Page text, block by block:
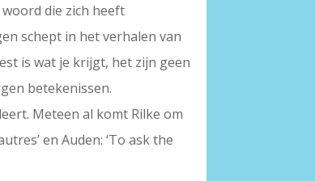
die zich heeft
schept in het verhalen van
is wat je krijgt, het zijn geen
betekenissen.
Meteen al komt Rilke om
en Auden: ‘To ask the